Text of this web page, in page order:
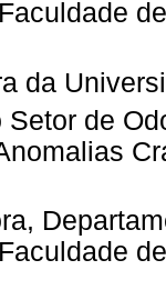
da
Setor de